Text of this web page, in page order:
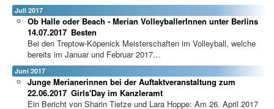
Juli 2017
Ob Halle oder Beach - Merian VolleyballerInnen unter Berlins
Besten
14.07.2017
Bei den Treptow-Köpenick Meisterschaften im Volleyball, welche
bereits im Januar und Februar 2017...
Juni 2017
Junge Merianerinnen bei der Auftaktveranstaltung zum
Girls'Day im Kanzleramt
22.06.2017
Ein Bericht von Sharin Tietze und Lara Hoppe: Am 26. April 2017